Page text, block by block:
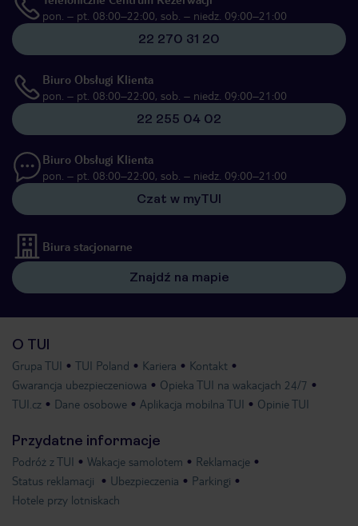
pon. – pt. 08:00–22:00, sob. – niedz. 09:00–21:00
22 270 31 20
Biuro Obsługi Klienta
pon. – pt. 08:00–22:00, sob. – niedz. 09:00–21:00
22 255 04 02
Biuro Obsługi Klienta
pon. – pt. 08:00–22:00, sob. – niedz. 09:00–21:00
Czat w myTUI
Biura stacjonarne
Znajdź na mapie
O TUI
Grupa TUI TUI Poland Kariera
Kontakt
Gwarancja ubezpieczeniowa
Opieka TUI na wakacjach 24/7
TUI.cz
Dane osobowe Aplikacja mobilna TUI Opinie TUI
Przydatne informacje
Podróż z TUI Wakacje samolotem
Reklamacje
Status reklamacji
Ubezpieczenia
Parkingi
Hotele przy lotniskach